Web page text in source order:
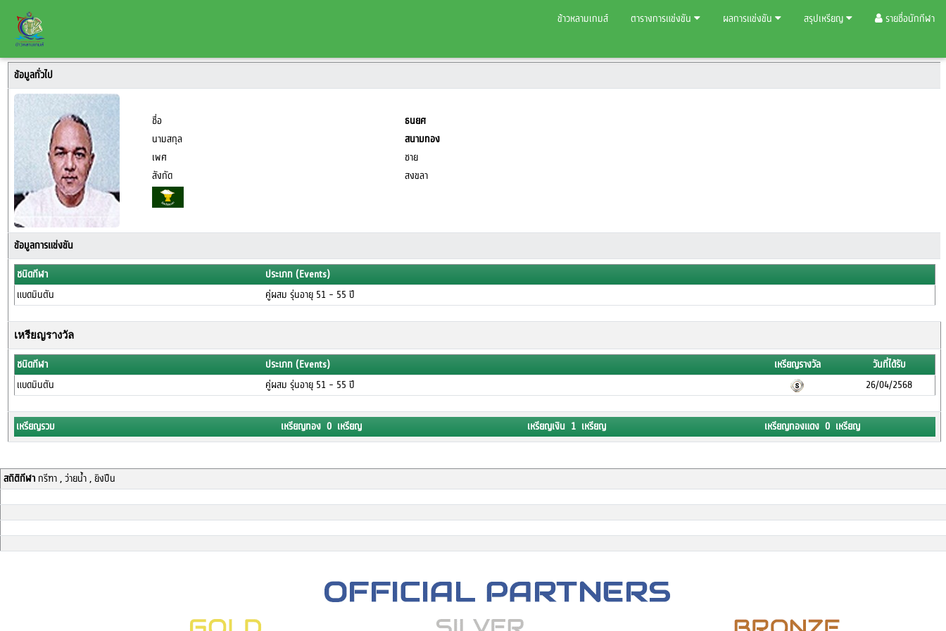
ข้าวหลามเกมส์ ตารางการแข่งขัน ผลการแข่งขัน สรุปเหรียญ รายชื่อนักกีฬา
ข้อมูลทั่วไป
ชื่อ
ธนยศ
นามสกุล
สนามทอง
เพศ
ชาย
สังกัด
สงขลา
ข้อมูลการแข่งขัน
ชนิดกีฬา
ประเภท (Events)
แบดมินตัน
คู่ผสม รุ่นอายุ 51 - 55 ปี
เหรียญรางวัล
ชนิดกีฬา ประเภท (Events) เหรียญรางวัล
วันที่ได้รับ
แบดมินตัน
คู่ผสม รุ่นอายุ 51 - 55 ปี 26/04/2568
เหรียญรวม เหรียญทอง 0 เหรียญ เหรียญเงิน 1 เหรียญ เหรียญทองแดง 0 เหรียญ
สถิติกีฬากรีฑา , ว่ายน้ำ , ยิงปืน